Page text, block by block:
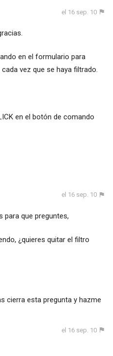
el 16 sep. 10
en el formulario para
vez que se haya filtrado.
en el botón de comando
el 16 sep. 10
para que preguntes,
¿quieres quitar el filtro
cierra esta pregunta y hazme
el 16 sep. 10